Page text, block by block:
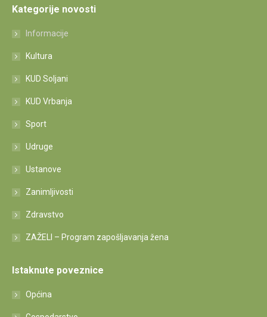
Kategorije novosti
Informacije
Kultura
KUD Soljani
KUD Vrbanja
Sport
Udruge
Ustanove
Zanimljivosti
Zdravstvo
ZAŽELI – Program zapošljavanja žena
Istaknute poveznice
Općina